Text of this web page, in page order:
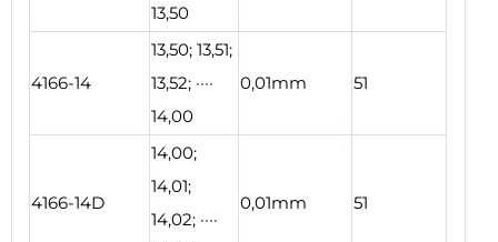
13,50
4166-14
13,50; 13,51;
13,52; ····
14,00
0,01mm 51
4166-14D
14,00;
14,01;
14,02; ····
0,01mm 51